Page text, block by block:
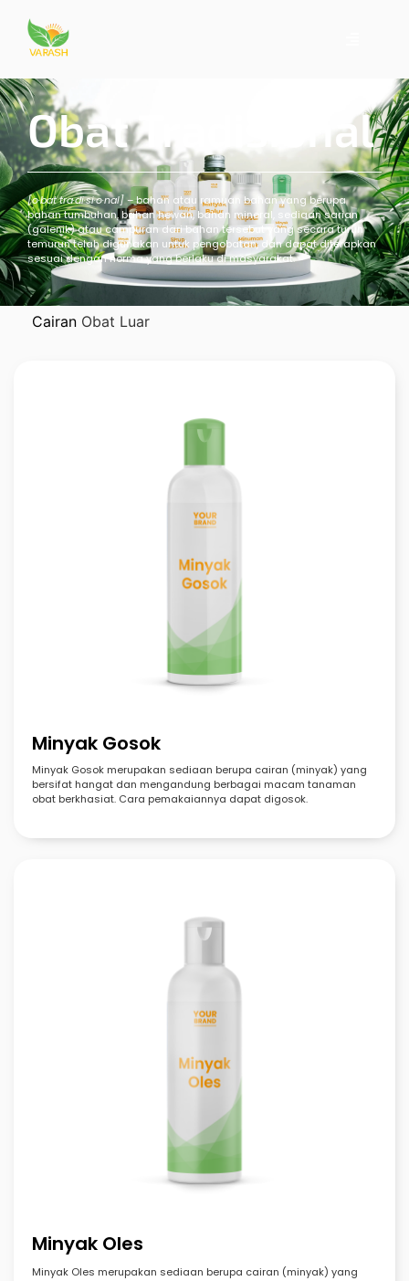
Obat Tradisional
[o·bat tra·di·si·o·nal]– bahan atau ramuan bahan yang berupa
bahan tumbuhan, bahan hewan, bahan mineral, sediaan sarian
(galenik) atau campuran dari bahan tersebut yang secara turun
temurun telah digunakan untuk pengobatan, dan dapat diterapkan
sesuai dengan norma yang berlaku di masyarakat.
Cairan Obat Luar
Minyak Gosok
Minyak Gosok merupakan sediaan berupa cairan (minyak) yang
bersifat hangat dan mengandung berbagai macam tanaman
obat berkhasiat. Cara pemakaiannya dapat digosok.
Minyak Oles
Minyak Oles merupakan sediaan berupa cairan (minyak) yang